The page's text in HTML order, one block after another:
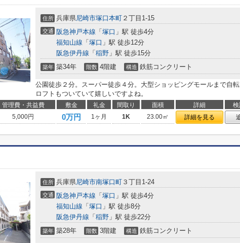
住所 兵庫県尼崎市塚口本町 ２丁目1-15
交通 阪急神戸本線 「 塚口 」駅 徒歩4分
福知山線 「 塚口 」駅 徒歩12分
阪急伊丹線 「 稲野 」駅 徒歩15分
築年 築34年 階数 4階建 構造 鉄筋コンクリート
公園徒歩２分。スーパー徒歩４分。大型ショッピングモールまで自転
ロフトもついていて嬉しいですよね。
管理費・共益費 敷金 礼金 間取り 面積 詳細
検
5,000円 0万円 1ヶ月 1K 23.00㎡ 詳細を見る
住所 兵庫県尼崎市南塚口町 ３丁目1-24
交通 阪急神戸本線 「 塚口 」駅 徒歩4分
福知山線 「 塚口 」駅 徒歩8分
阪急伊丹線 「 稲野 」駅 徒歩22分
築年 築28年 階数 3階建 構造 鉄筋コンクリート